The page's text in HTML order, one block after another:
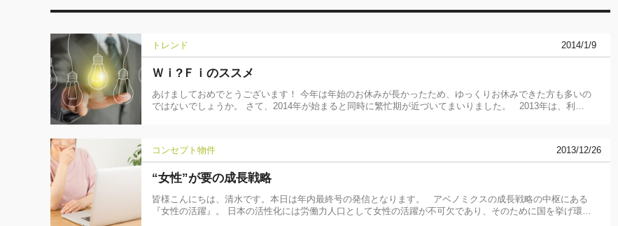
トレンド 2014/1/9
Ｗｉ?Ｆｉのススメ
あけましておめでとうございます！ 今年は年始のお休みが長かったため、ゆっくりお休みできた方も多いの
ではないでしょうか。 さて、2014年が始まると同時に繁忙期が近づいてまいりました。 2013年は、利…
コンセプト物件 2013/12/26
“女性”が要の成長戦略
皆様こんにちは、清水です。本日は年内最終号の発信となります。 アベノミクスの成長戦略の中枢にある
『女性の活躍』。 日本の活性化には労働力人口として女性の活躍が不可欠であり、そのために国を挙げ環…